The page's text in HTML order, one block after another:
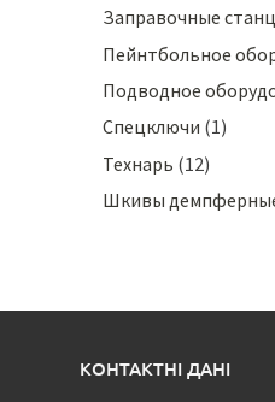
Заправочные
Пейнтбольное
Подводное
Спецключи (1)
Технарь (12)
Шкивы
КОНТАКТНІ ДАНІ